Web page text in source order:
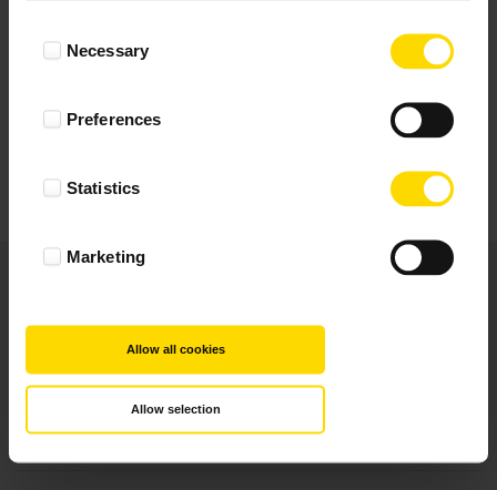
SelectionNecessary
Preferences
Statistics
Marketing
Allow all cookies
Allow selection
pay/centrum-pomocy); numer telefonu:
0048 (32) 319 35 71; adres e-mail:
ul. Sokolska 34, 40-086 Katowice, Polska.
Dla Ciebie